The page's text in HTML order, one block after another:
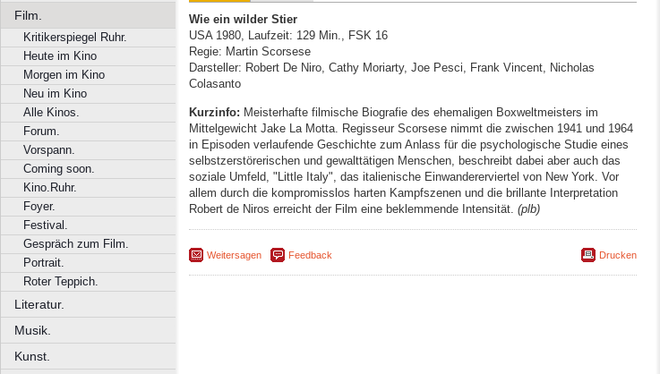
Film.
Kritikerspiegel Ruhr.
Heute im Kino
Morgen im Kino
Neu im Kino
Alle Kinos.
Forum.
Vorspann.
Coming soon.
Kino.Ruhr.
Foyer.
Festival.
Gespräch zum Film.
Portrait.
Roter Teppich.
Literatur.
Musik.
Kunst.
Wie ein wilder Stier
USA 1980, Laufzeit: 129 Min., FSK 16
Regie: Martin Scorsese
Darsteller: Robert De Niro, Cathy Moriarty, Joe Pesci, Frank Vincent, Nicholas
Colasanto
Kurzinfo: Meisterhafte filmische Biografie des ehemaligen Boxweltmeisters im
Mittelgewicht Jake La Motta. Regisseur Scorsese nimmt die zwischen 1941 und 1964
in Episoden verlaufende Geschichte zum Anlass für die psychologische Studie eines
selbstzerstörerischen und gewalttätigen Menschen, beschreibt dabei aber auch das
soziale Umfeld, "Little Italy", das italienische Einwandererviertel von New York. Vor
allem durch die kompromisslos harten Kampfszenen und die brillante Interpretation
Robert de Niros erreicht der Film eine beklemmende Intensität. (plb)
Weitersagen Feedback Drucken